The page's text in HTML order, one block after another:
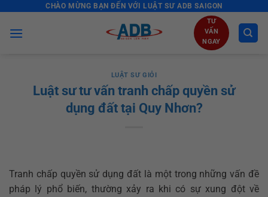
content
CHÀO MỪNG BẠN ĐẾN VỚI LUẬT SƯ ADB SAIGON
TƯ
VẤN
NGAY
LUẬT SƯ GIỎI
Luật sư tư vấn tranh chấp quyền sử
dụng đất tại Quy Nhơn?
Tranh chấp quyền sử dụng đất là một trong những vấn đề
pháp lý phổ biến, thường xảy ra khi có sự xung đột về